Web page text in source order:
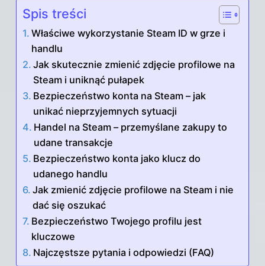
Spis treści
Właściwe wykorzystanie Steam ID w grze i
handlu
Jak skutecznie zmienić zdjęcie profilowe na
Steam i uniknąć pułapek
Bezpieczeństwo konta na Steam – jak
unikać nieprzyjemnych sytuacji
Handel na Steam – przemyślane zakupy to
udane transakcje
Bezpieczeństwo konta jako klucz do
udanego handlu
Jak zmienić zdjęcie profilowe na Steam i nie
dać się oszukać
Bezpieczeństwo Twojego profilu jest
kluczowe
Najczęstsze pytania i odpowiedzi (FAQ)